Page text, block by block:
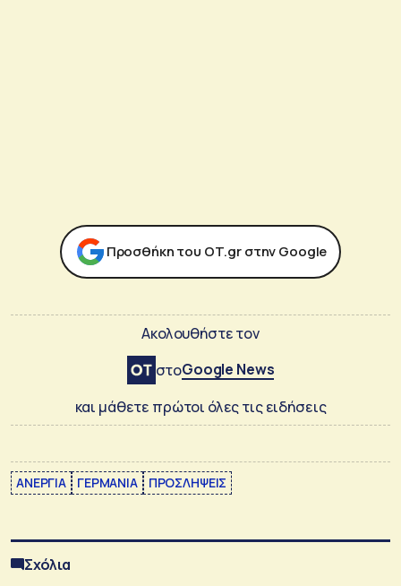
Προσθήκη του ΟΤ.gr στην Google
Ακολουθήστε τον
στοGoogle News
και μάθετε πρώτοι όλες τις ειδήσεις
ΑΝΕΡΓΙΑ ΓΕΡΜΑΝΙΑ ΠΡΟΣΛΗΨΕΙΣ
Σχόλια